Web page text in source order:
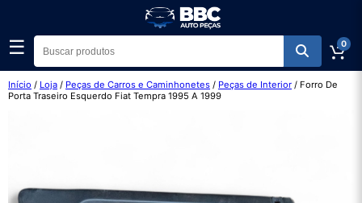
☰ 0
Início / Loja / Peças de Carros e Caminhonetes / Peças de Interior / Forro De
Porta Traseiro Esquerdo Fiat Tempra 1995 A 1999